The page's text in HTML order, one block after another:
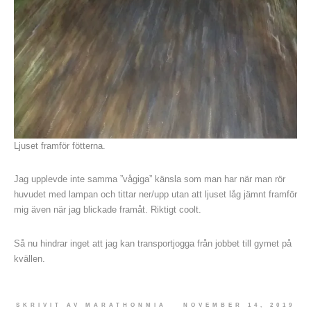
Ljuset framför fötterna.
Jag upplevde inte samma ”vågiga” känsla som man har när man rör
huvudet med lampan och tittar ner/upp utan att ljuset låg jämnt framför
mig även när jag blickade framåt. Riktigt coolt.
Så nu hindrar inget att jag kan transportjogga från jobbet till gymet på
kvällen.
SKRIVIT AV MARATHONMIA NOVEMBER 14, 2019